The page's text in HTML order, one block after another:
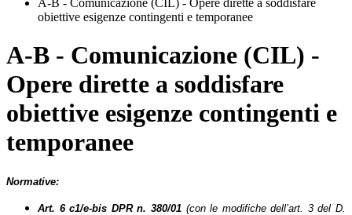
obiettive esigenze contingenti e temporanee
A-B - Comunicazione (CIL) -
Opere dirette a soddisfare
obiettive esigenze contingenti e
temporanee
Normative:
Art. 6 c1/e-bis DPR n. 380/01(con le modifiche dell’art. 3 del D.